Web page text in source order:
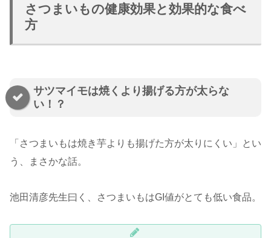
さつまいもの健康効果と効果的な食べ
方
サツマイモは焼くより揚げる方が太らな
い！？
「さつまいもは焼き芋よりも揚げた方が太りにくい」とい
う、まさかな話。
池田清彦先生曰く、さつまいもはGI値がとても低い食品。